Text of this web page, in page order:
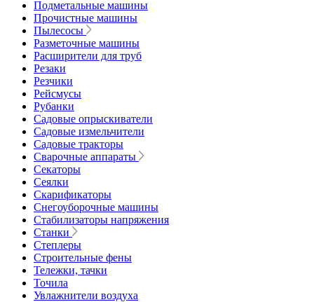
Подметальные машины
Прочистные машины
Пылесосы
Разметочные машины
Расширители для труб
Резаки
Резчики
Рейсмусы
Рубанки
Садовые опрыскиватели
Садовые измельчители
Садовые тракторы
Сварочные аппараты
Секаторы
Сеялки
Скарификаторы
Снегоуборочные машины
Стабилизаторы напряжения
Станки
Степлеры
Строительные фены
Тележки, тачки
Точила
Увлажнители воздуха